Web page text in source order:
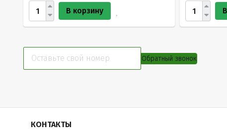
В корзину
Обратный звонок
КОНТАКТЫ